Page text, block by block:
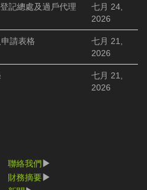
記總處及過戶代理
七月 24,
2026
請表格
七月 21,
2026
七月 21,
2026
聯絡我們
財務摘要